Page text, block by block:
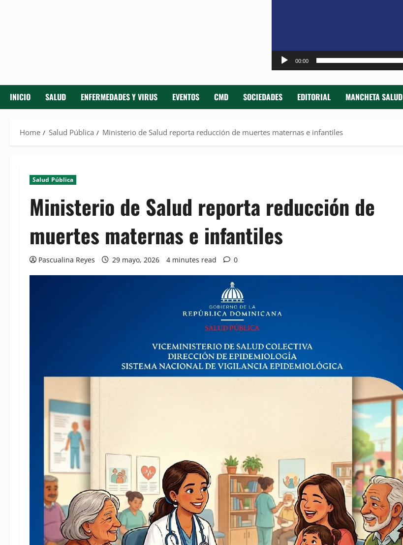
00:00
INICIO SALUD ENFERMEDADES Y VIRUS EVENTOS CMD SOCIEDADES EDITORIAL MANCHETA SALUD
Home Salud Pública Ministerio de Salud reporta reducción de muertes maternas e infantiles
Salud Pública
Ministerio de Salud reporta reducción de
muertes maternas e infantiles
Pascualina Reyes 29 mayo, 2026 4 minutes read 0